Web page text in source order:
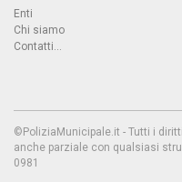
Enti
Chi siamo
Contatti...
©PoliziaMunicipale.it - Tutti i
anche parziale con qualsiasi
0981